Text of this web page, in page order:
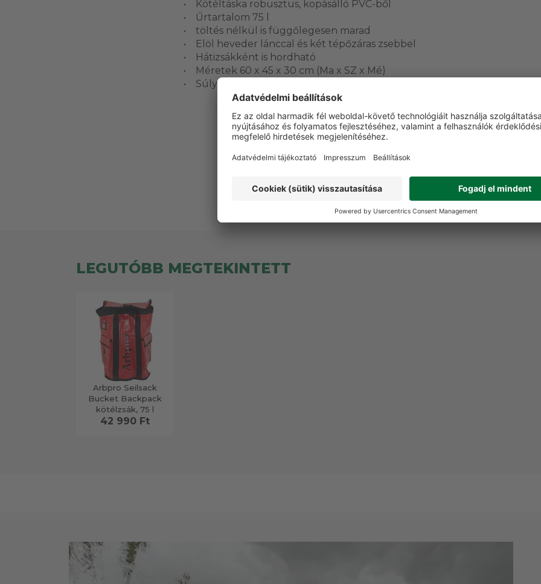
• Kötéltáska robusztus, kopásálló PVC-ből
• Űrtartalom 75 l
• töltés nélkül is függőlegesen marad
• Elöl heveder lánccal és két tépőzáras zsebbel
• Hátizsákként is hordható
• Méretek 60 x 45 x 30 cm (Ma x SZ x Mé)
• Súly kb 2 kg
VÁSÁRLÓI VÉLEMÉNYEK
LEGUTÓBB MEGTEKINTETT
Arbpro Seilsack
Bucket Backpack
kötélzsák, 75 l
42 990 Ft